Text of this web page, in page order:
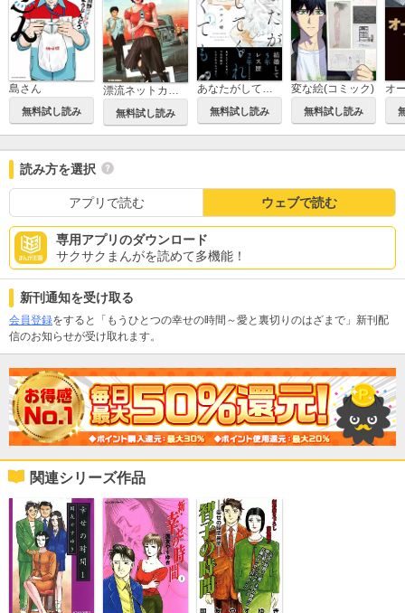
島さん
無料試し読み
漂流ネットカフェ
無料試し読み 無料試し読み
変な絵(コミック)
無料試し読み
読み方を選択
アプリで読む ウェブで読む
専用アプリのダウンロード
サクサクまんがを読めて多機能！
新刊通知を受け取る
会員登録をすると「もうひとつの幸せの時間～愛と裏切りのはざまで」新刊配
信のお知らせが受け取れます。
関連シリーズ作品